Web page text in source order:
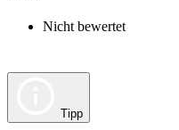
Nicht bewertet
Tipp